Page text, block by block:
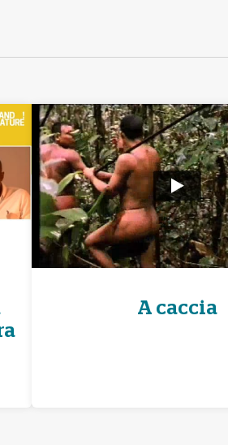
A caccia